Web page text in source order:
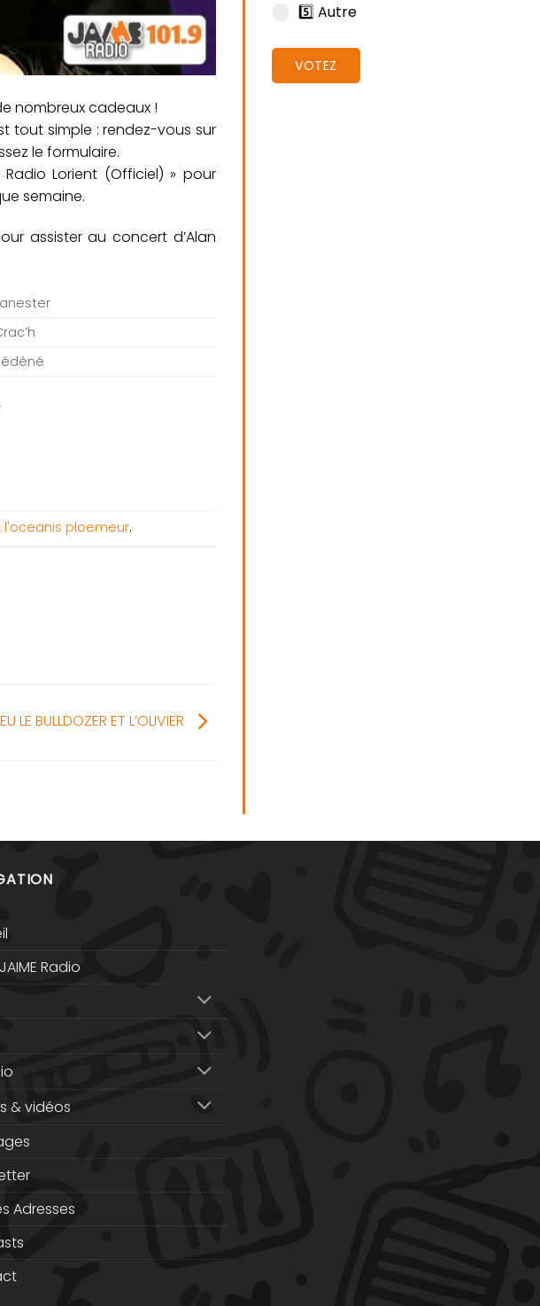
nombreux cadeaux !
tout simple : rendez-vous sur
le formulaire.
Lorient (Officiel) » pour
semaine.
assister au concert d’Alan
l'oceanis ploemeur.
LE BULLDOZER ET L’OLIVIER
5️⃣ Autre
VOTEZ
Radio
& vidéos
Adresses